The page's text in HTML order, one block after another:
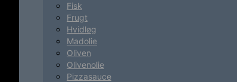
Fisk
Frugt
Hvidløg
Madolie
Oliven
Olivenolie
Pizzasauce